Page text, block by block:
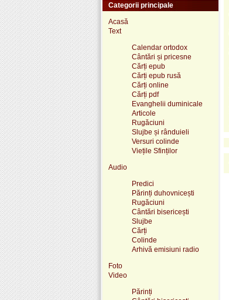
Categorii principale
Acasă
Text
Calendar ortodox
Cântări și pricesne
Cărți epub
Cărți epub rusă
Cărți online
Cărți pdf
Evanghelii duminicale
Articole
Rugăciuni
Slujbe și rânduieli
Versuri colinde
Viețile Sfinților
Audio
Predici
Părinți duhovnicești
Rugăciuni
Cântări bisericești
Slujbe
Cărți
Colinde
Arhivă emisiuni radio
Foto
Video
Părinți